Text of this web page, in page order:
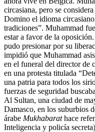
circasiana, pero se
Domino el idioma
tradiciones”. Muhammad
estar a favor de la
pudo presionar por su
impidió que Muhammad
en el funeral del director de
en una protesta titulada
una patria para todos los
fuerzas de seguridad
Al Sultan, una ciudad de
Damasco, en los suburbios
árabe Mukhabarathace
Inteligencia y policía